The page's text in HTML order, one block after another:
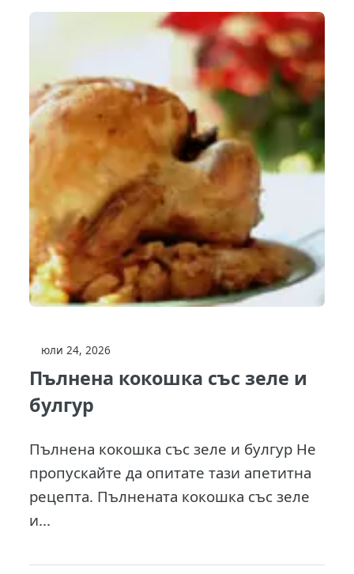
юли 24, 2026
Пълнена кокошка със зеле и
булгур
Пълнена кокошка със зеле и булгур Не
пропускайте да опитате тази апетитна
рецепта. Пълнената кокошка със зеле
и...